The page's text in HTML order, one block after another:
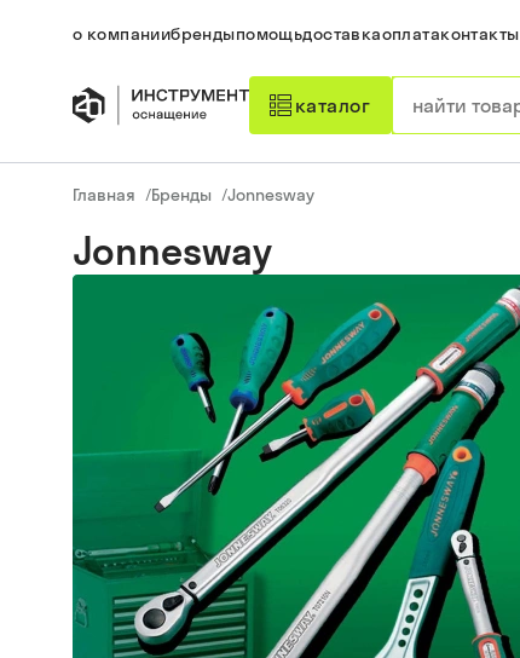
о компаниибрендыпомощьдоставкаоплатаконтакты
каталог
Главная /Бренды /Jonnesway
Jonnesway